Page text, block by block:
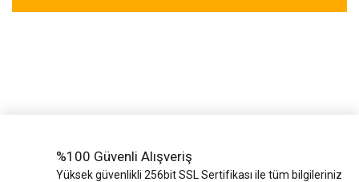
%100 Güvenli Alışveriş
Yüksek güvenlikli 256bit SSL Sertifikası ile tüm bilgileriniz